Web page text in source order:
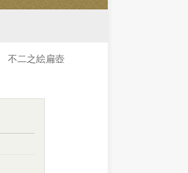
不二之絵扁壺